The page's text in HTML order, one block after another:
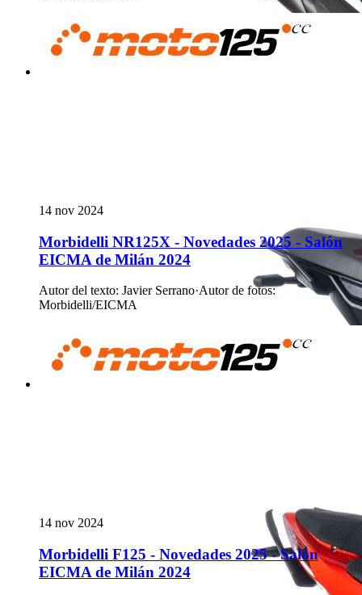
14 nov 2024
Morbidelli NR125X - Novedades 2025 - Salón
EICMA de Milán 2024
Autor del texto: Javier Serrano·Autor de fotos:
Morbidelli/EICMA
14 nov 2024
Morbidelli F125 - Novedades 2025 - Salón
EICMA de Milán 2024